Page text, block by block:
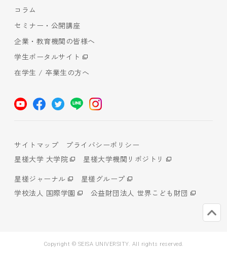
コラム
セミナー・公開講座
企業・教育機関の皆様へ
学生ポータルサイト
在学生 / 卒業生の方へ
サイトマップ
プライバシーポリシー
星槎大学 大学院
星槎大学機関リポジトリ
星槎ジャーナル
星槎グループ
学校法人 国際学園
公益財団法人 世界こども財団
Copyright © SEISA UNIVERSITY. All rights reserved.